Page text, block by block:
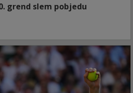
grend slem pobjedu